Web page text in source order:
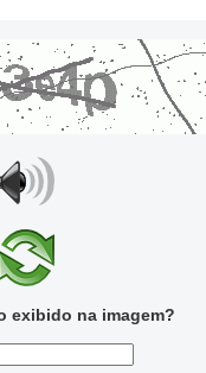
exibido na imagem?